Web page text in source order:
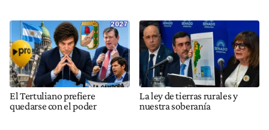
El Tertuliano prefiere
quedarse con el poder
La ley de tierras rurales y
nuestra soberanía